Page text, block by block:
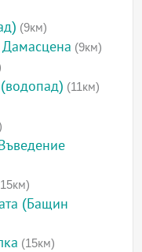
(9км)
Дамасцена (9км)
(11км)
(Бащин
(15км)